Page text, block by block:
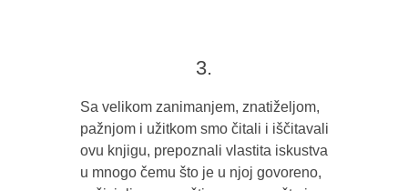
3.
Sa velikom zanimanjem, znatiželjom,
pažnjom i užitkom smo čitali i iščitavali
ovu knjigu, prepoznali vlastita iskustva
u mnogo čemu što je u njoj govoreno,